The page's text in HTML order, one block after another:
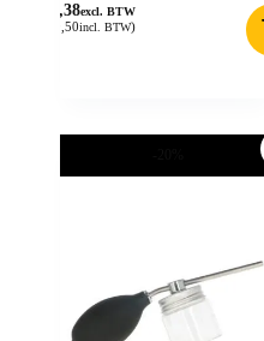
24,38excl. BTW
29,50incl. BTW)